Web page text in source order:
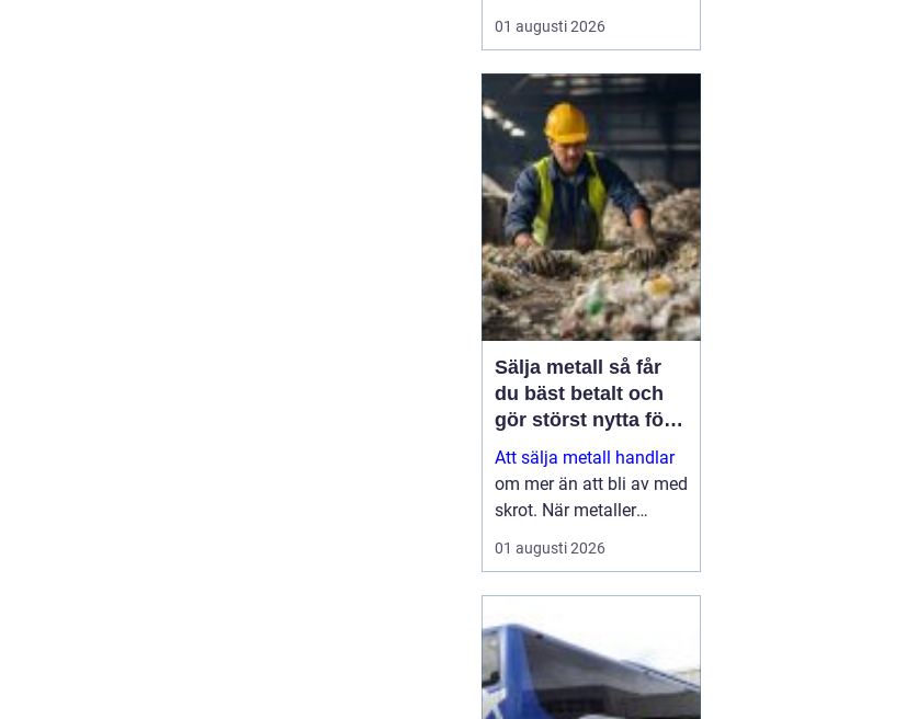
avlidna och om att
bevara en viktig plats för
Med rätt skötsel kan en
gravsten hålla sig vacker
i många år, oavsett om
den står på en solig
kulle, i skuggan under
stora...
01 augusti 2026
Sälja metall så får
du bäst betalt och
gör störst nytta för
miljön
Att sälja metall handlar
om mer än att bli av med
skrot. När metaller
återvinns sparas stora
mängder energi, råvaror
och företag få en stabil
inkomstkälla geno...
01 augusti 2026